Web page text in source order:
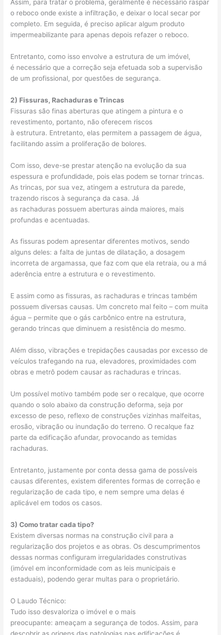
Assim, para tratar o problema, geralmente é necessário raspar
o reboco onde existe a infiltração, e deixar o local secar por
completo. Em seguida, é preciso aplicar algum produto
impermeabilizante para apenas depois refazer o reboco.
Entretanto, como isso envolve a estrutura de um imóvel,
é necessário que a correção seja efetuada sob a supervisão
de um profissional, por questões de segurança.
2) Fissuras, Rachaduras e Trincas
Fissuras são finas aberturas que atingem a pintura e o
revestimento, portanto, não oferecem riscos
à estrutura. Entretanto, elas permitem a passagem de água,
facilitando assim a proliferação de bolores.
Com isso, deve-se prestar atenção na evolução da sua
espessura e profundidade, pois elas podem se tornar trincas.
As trincas, por sua vez, atingem a estrutura da parede,
trazendo riscos à segurança da casa. Já
as rachaduras possuem aberturas ainda maiores, mais
profundas e acentuadas.
As fissuras podem apresentar diferentes motivos, sendo
alguns deles: a falta de juntas de dilatação, a dosagem
incorreta de argamassa, que faz com que ela retraia, ou a má
aderência entre a estrutura e o revestimento.
E assim como as fissuras, as rachaduras e trincas também
possuem diversas causas. Um concreto mal feito – com muita
água – permite que o gás carbônico entre na estrutura,
gerando trincas que diminuem a resistência do mesmo.
Além disso, vibrações e trepidações causadas por excesso de
veículos trafegando na rua, elevadores, proximidades com
obras e metrô podem causar as rachaduras e trincas.
Um possível motivo também pode ser o recalque, que ocorre
quando o solo abaixo da construção deforma, seja por
excesso de peso, reflexo de construções vizinhas malfeitas,
erosão, vibração ou inundação do terreno. O recalque faz
parte da edificação afundar, provocando as temidas
rachaduras.
Entretanto, justamente por conta dessa gama de possíveis
causas diferentes, existem diferentes formas de correção e
regularização de cada tipo, e nem sempre uma delas é
aplicável em todos os casos.
3) Como tratar cada tipo?
Existem diversas normas na construção civil para a
regularização dos projetos e as obras. Os descumprimentos
dessas normas configuram irregularidades construtivas
(imóvel em inconformidade com as leis municipais e
estaduais), podendo gerar multas para o proprietário.
O Laudo Técnico:
Tudo isso desvaloriza o imóvel e o mais
preocupante: ameaçam a segurança de todos. Assim, para
descobrir as origens das patologias nas edificações é